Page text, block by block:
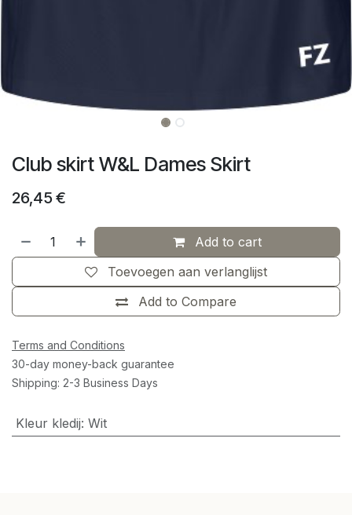
Club skirt W&L Dames Skirt
26,45 €
Add to cart
Add to Compare
Toevoegen aan verlanglijst
Terms and Conditions
30-day money-back guarantee
Shipping: 2-3 Business Days
Kleur kledij: Wit